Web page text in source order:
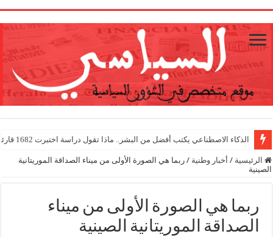
الذكاء الاصطناعي يكتب أفضل من البشر.. ماذا تقول دراسة اختبرت 1682 قارئا؟
الرئيسية / أخبار وطنية / ربما هي الصورة الأولى من ميناء الصداقة الموريتانية
الصينية
ربما هي الصورة الأولى من ميناء
الصداقة الموريتانية الصينية